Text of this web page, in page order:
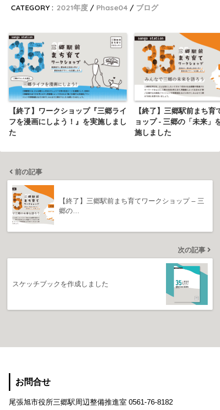
CATEGORY : 2021年度 Phase04 ブログ
【終了】ワークショップ『三郷ライ
フを漫画にしよう！』を実施しまし
た
【終了】三郷駅前まち育
ョップ - 三郷の「未来」
施しました
前の記事
【終了】三郷駅前まち育てワークショップ – 三
郷の…
次の記事
スケッチブックを作成しました
お問合せ
尾張旭市役所三郷駅周辺整備推進室 0561-76-8182